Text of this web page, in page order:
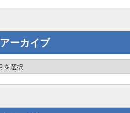
アーカイブ